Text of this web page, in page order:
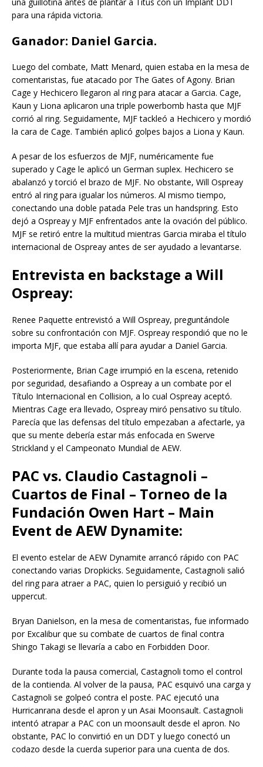
para una rápida victoria.
Ganador: Daniel Garcia.
Luego del combate, Matt Menard, quien estaba en la mesa de
comentaristas, fue atacado por The Gates of Agony. Brian
Cage y Hechicero llegaron al ring para atacar a Garcia. Cage,
Kaun y Liona aplicaron una triple powerbomb hasta que MJF
corrió al ring. Seguidamente, MJF tackleó a Hechicero y mordió
la cara de Cage. También aplicó golpes bajos a Liona y Kaun.
A pesar de los esfuerzos de MJF, numéricamente fue
superado y Cage le aplicó un German suplex. Hechicero se
abalanzó y torció el brazo de MJF. No obstante, Will Ospreay
entró al ring para igualar los números. Al mismo tiempo,
conectando una doble patada Pele tras un handspring. Esto
dejó a Ospreay y MJF enfrentados ante la ovación del público.
MJF se retiró entre la multitud mientras Garcia miraba el título
internacional de Ospreay antes de ser ayudado a levantarse.
Entrevista en backstage a Will
Ospreay:
Renee Paquette entrevistó a Will Ospreay, preguntándole
sobre su confrontación con MJF. Ospreay respondió que no le
importa MJF, que estaba allí para ayudar a Daniel Garcia.
Posteriormente, Brian Cage irrumpió en la escena, retenido
por seguridad, desafiando a Ospreay a un combate por el
Título Internacional en Collision, a lo cual Ospreay aceptó.
Mientras Cage era llevado, Ospreay miró pensativo su título.
Parecía que las defensas del título empezaban a afectarle, ya
que su mente debería estar más enfocada en Swerve
Strickland y el Campeonato Mundial de AEW.
PAC vs. Claudio Castagnoli –
Cuartos de Final – Torneo de la
Fundación Owen Hart – Main
Event de AEW Dynamite:
El evento estelar de AEW Dynamite arrancó rápido con PAC
conectando varias Dropkicks. Seguidamente, Castagnoli salió
del ring para atraer a PAC, quien lo persiguió y recibió un
uppercut.
Bryan Danielson, en la mesa de comentaristas, fue informado
por Excalibur que su combate de cuartos de final contra
Shingo Takagi se llevaría a cabo en Forbidden Door.
Durante toda la pausa comercial, Castagnoli tomo el control
de la contienda. Al volver de la pausa, PAC esquivó una carga y
Castagnoli se golpeó contra el poste. PAC ejecutó una
Hurricanrana desde el apron y un Asai Moonsault. Castagnoli
intentó atrapar a PAC con un moonsault desde el apron. No
obstante, PAC lo convirtió en un DDT y luego conectó un
codazo desde la cuerda superior para una cuenta de dos.